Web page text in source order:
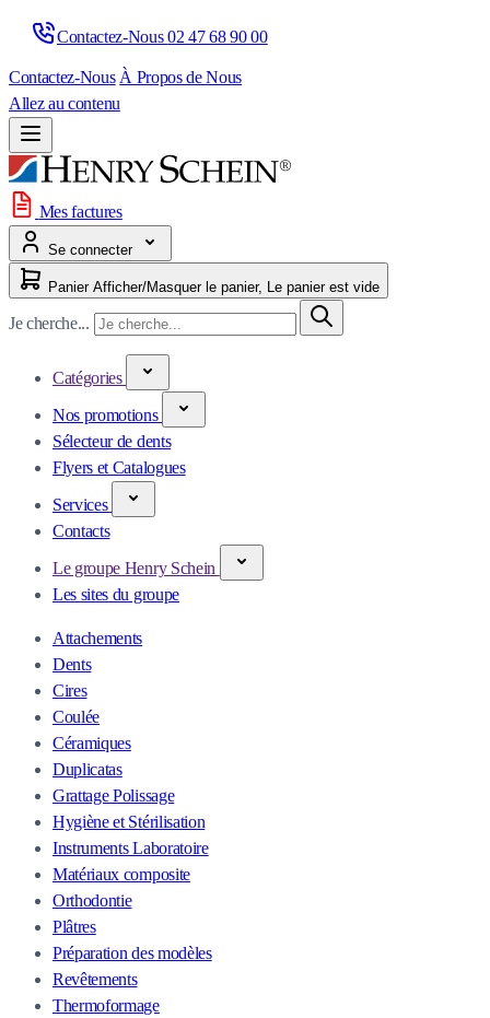
Contactez-Nous 02 47 68 90 00
Contactez-Nous À Propos de Nous
Allez au contenu
Mes factures
Se connecter
Panier Afficher/Masquer le panier, Le panier est vide
Je cherche...
Catégories
Nos promotions
Sélecteur de dents
Flyers et Catalogues
Services
Contacts
Le groupe Henry Schein
Les sites du groupe
Attachements
Dents
Cires
Coulée
Céramiques
Duplicatas
Grattage Polissage
Hygiène et Stérilisation
Instruments Laboratoire
Matériaux composite
Orthodontie
Plâtres
Préparation des modèles
Revêtements
Thermoformage